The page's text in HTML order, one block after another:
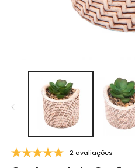
mídia
modal
2 avaliações